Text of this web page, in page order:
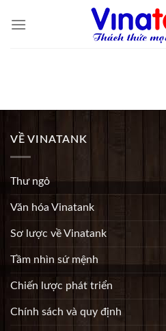
VỀ VINATANK
Thư ngỏ
Văn hóa Vinatank
Sơ lược về Vinatank
Tầm nhìn sứ mệnh
Chiến lược phát triển
Chính sách và quy định